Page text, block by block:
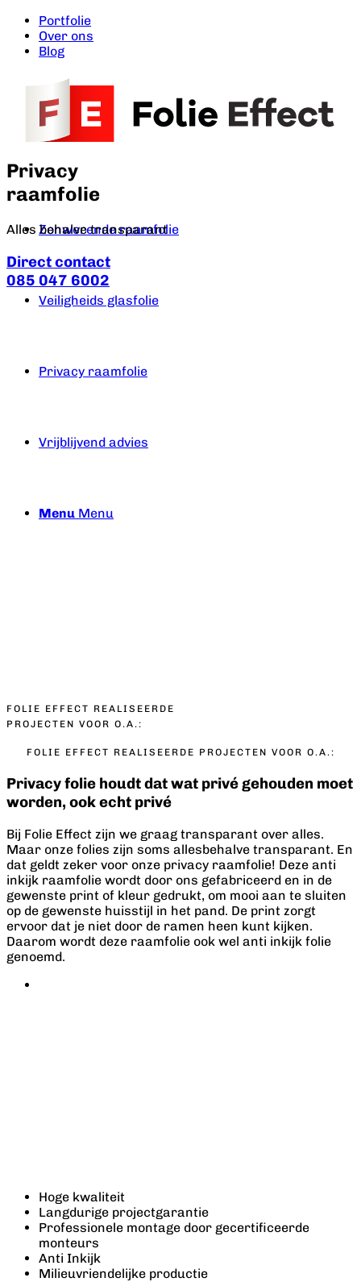
Portfolie
Over ons
Blog
Zonwerende raamfolie
Veiligheids glasfolie
Privacy raamfolie
Vrijblijvend advies
Menu Menu
Privacy
raamfolie
Alles behalve transparant
Direct contact
085 047 6002
FOLIE EFFECT REALISEERDE
PROJECTEN VOOR O.A.:
FOLIE EFFECT REALISEERDE PROJECTEN VOOR O.A.:
Privacy folie houdt dat wat privé gehouden moet
worden, ook echt privé
Bij Folie Effect zijn we graag transparant over alles.
Maar onze folies zijn soms allesbehalve transparant. En
dat geldt zeker voor onze privacy raamfolie! Deze anti
inkijk raamfolie wordt door ons gefabriceerd en in de
gewenste print of kleur gedrukt, om mooi aan te sluiten
op de gewenste huisstijl in het pand. De print zorgt
ervoor dat je niet door de ramen heen kunt kijken.
Daarom wordt deze raamfolie ook wel anti inkijk folie
genoemd.
Hoge kwaliteit
Langdurige projectgarantie
Professionele montage door gecertificeerde
monteurs
Anti Inkijk
Milieuvriendelijke productie